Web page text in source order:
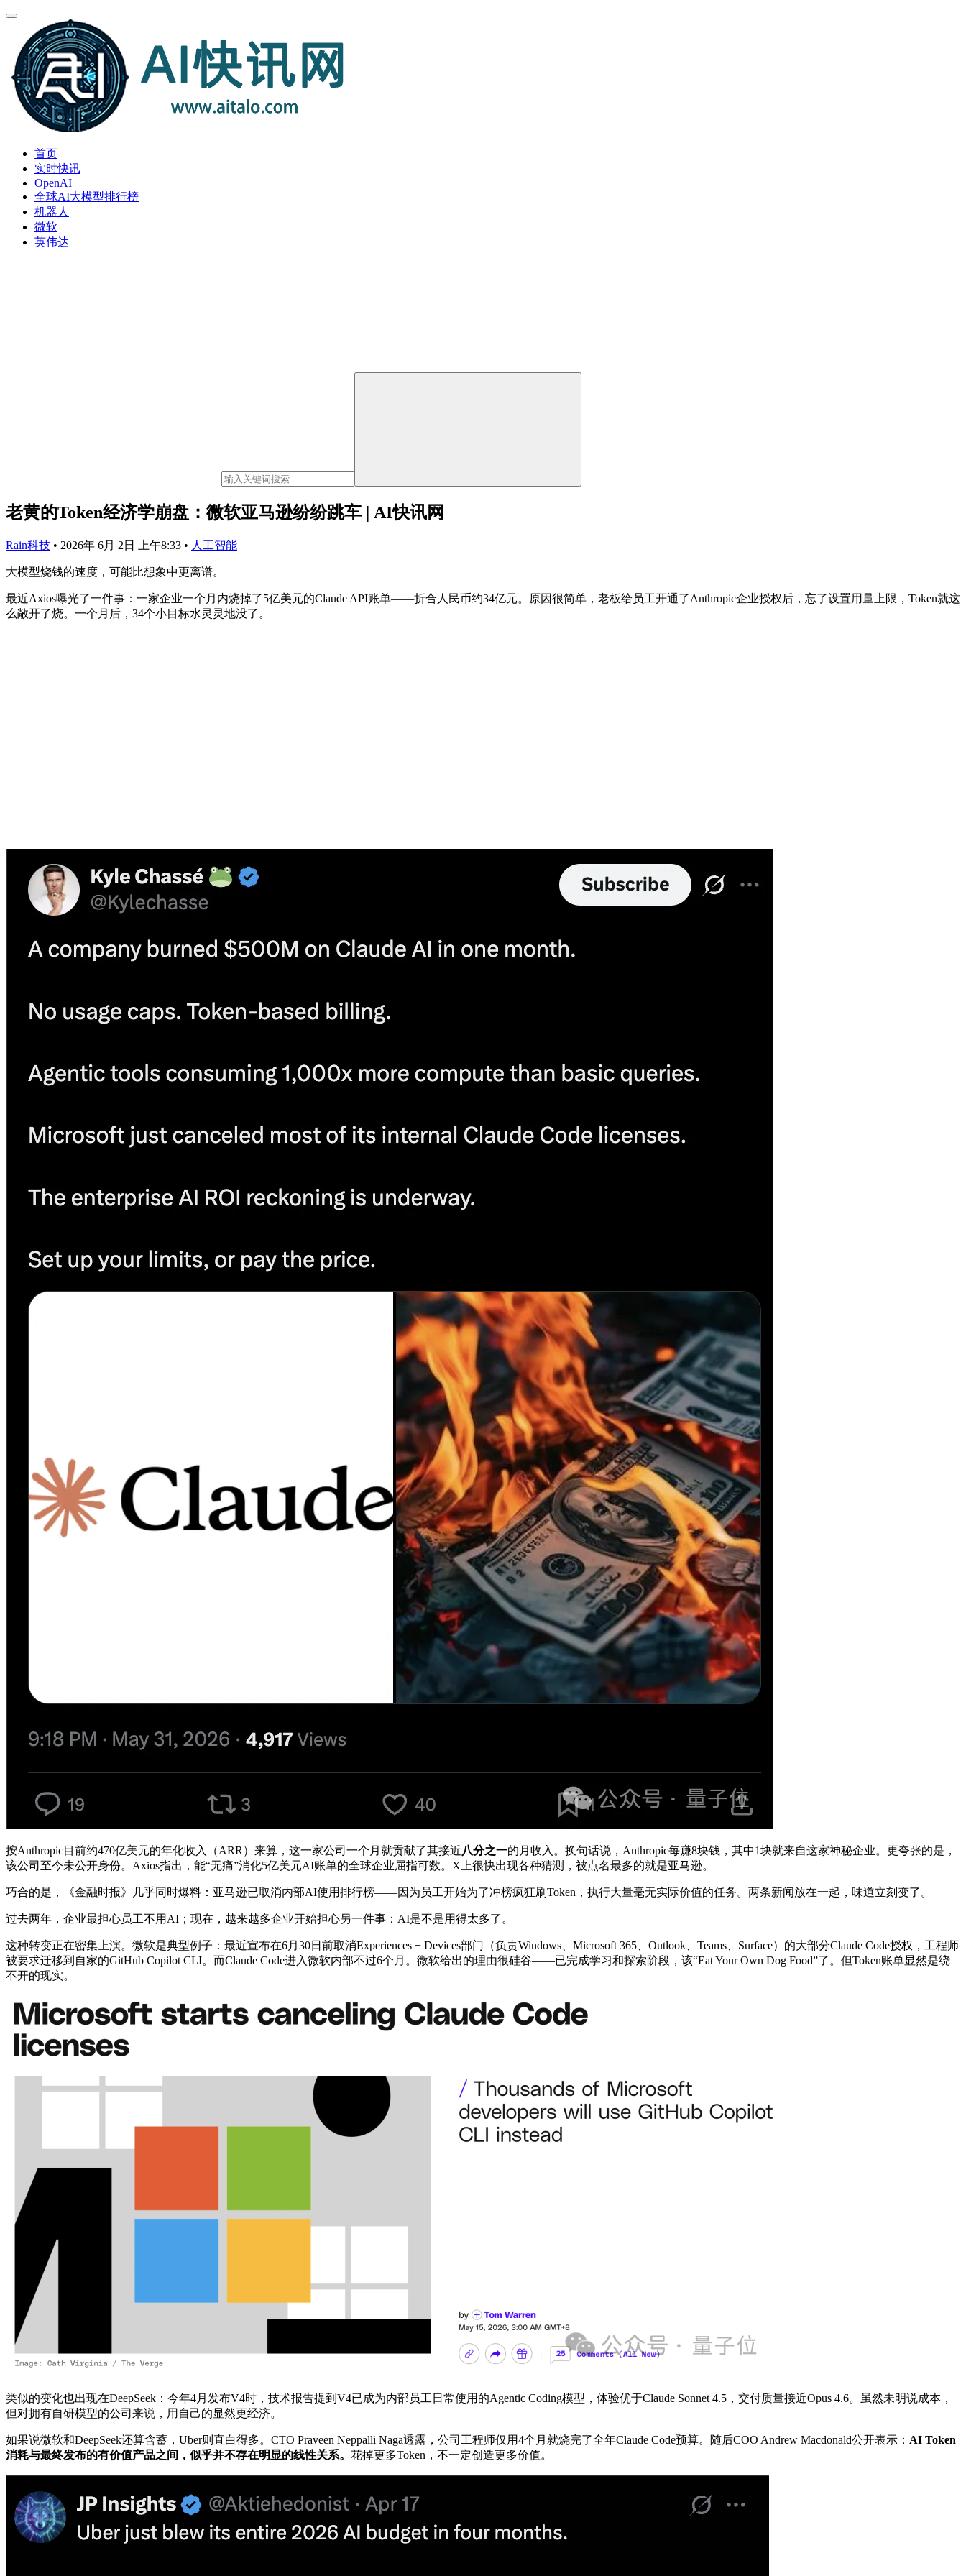
首页
实时快讯
OpenAI
全球AI大模型排行榜
机器人
微软
英伟达
老黄的Token经济学崩盘：微软亚马逊纷纷跳车 | AI快讯网
Rain科技 • 2026年 6月 2日 上午8:33 • 人工智能
大模型烧钱的速度，可能比想象中更离谱。
最近Axios曝光了一件事：一家企业一个月内烧掉了5亿美元的Claude API账单——折合人民币约34亿元。原因很简单，老板给员工开通了Anthropic企业授权后，忘了设置用量上限，Token就这
么敞开了烧。一个月后，34个小目标水灵灵地没了。
按Anthropic目前约470亿美元的年化收入（ARR）来算，这一家公司一个月就贡献了其接近八分之一的月收入。换句话说，Anthropic每赚8块钱，其中1块就来自这家神秘企业。更夸张的是，
该公司至今未公开身份。Axios指出，能“无痛”消化5亿美元AI账单的全球企业屈指可数。X上很快出现各种猜测，被点名最多的就是亚马逊。
巧合的是，《金融时报》几乎同时爆料：亚马逊已取消内部AI使用排行榜——因为员工开始为了冲榜疯狂刷Token，执行大量毫无实际价值的任务。两条新闻放在一起，味道立刻变了。
过去两年，企业最担心员工不用AI；现在，越来越多企业开始担心另一件事：AI是不是用得太多了。
这种转变正在密集上演。微软是典型例子：最近宣布在6月30日前取消Experiences + Devices部门（负责Windows、Microsoft 365、Outlook、Teams、Surface）的大部分Claude Code授权，工程师
被要求迁移到自家的GitHub Copilot CLI。而Claude Code进入微软内部不过6个月。微软给出的理由很硅谷——已完成学习和探索阶段，该“Eat Your Own Dog Food”了。但Token账单显然是绕
不开的现实。
类似的变化也出现在DeepSeek：今年4月发布V4时，技术报告提到V4已成为内部员工日常使用的Agentic Coding模型，体验优于Claude Sonnet 4.5，交付质量接近Opus 4.6。虽然未明说成本，
但对拥有自研模型的公司来说，用自己的显然更经济。
如果说微软和DeepSeek还算含蓄，Uber则直白得多。CTO Praveen Neppalli Naga透露，公司工程师仅用4个月就烧完了全年Claude Code预算。随后COO Andrew Macdonald公开表示： AI Token
消耗与最终发布的有价值产品之间，似乎并不存在明显的线性关系。 花掉更多Token，不一定创造更多价值。